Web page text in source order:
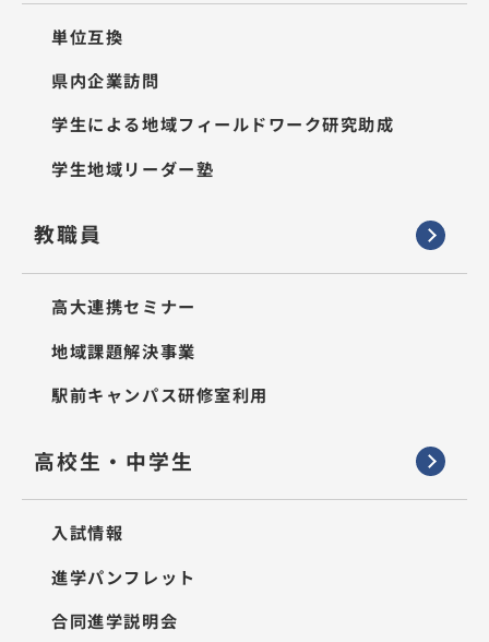
単位互換
県内企業訪問
学生による地域フィールドワーク研究助成
学生地域リーダー塾
教職員
高大連携セミナー
地域課題解決事業
駅前キャンパス研修室利用
高校生・中学生
入試情報
進学パンフレット
合同進学説明会